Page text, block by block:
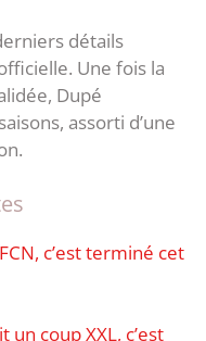
détails
Une fois la
Dupé
assorti d’une
c’est terminé cet
un coup XXL, c’est